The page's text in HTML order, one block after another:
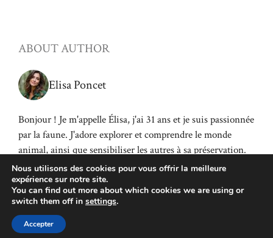
ABOUT AUTHOR
Elisa Poncet
Bonjour ! Je m'appelle Élisa, j'ai 31 ans et je suis passionnée
par la faune. J'adore explorer et comprendre le monde
animal, ainsi que sensibiliser les autres à sa préservation.
Rejoignez-moi dans cette aventure fascinante !
Nous utilisons des cookies pour vous offrir la meilleure
expérience sur notre site.
You can find out more about which cookies we are using or
switch them off in settings.
Accepter